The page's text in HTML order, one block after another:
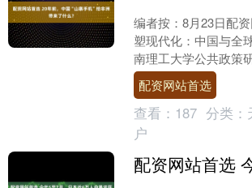
编者按：8月23日配
塑现代化：中国与全
南理工大学公共政策
十二届国际会议在广
此次会议邀请到了....
配资网站首选
查看： 187 分类：
户